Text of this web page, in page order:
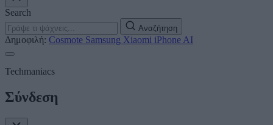
Search
Αναζήτηση
Δημοφιλή: Cosmote Samsung Xiaomi iPhone AI
Techmaniacs
Σύνδεση